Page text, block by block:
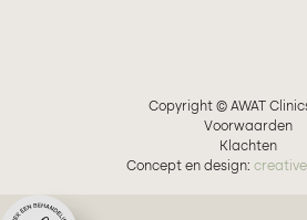
Copyright © AWAT
Voorwaarden
Klachten
Concept en design: